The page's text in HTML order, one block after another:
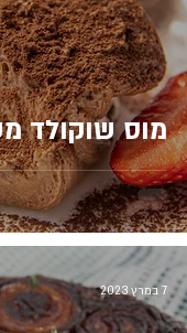
מוס שוקולד
7 במרץ 2023